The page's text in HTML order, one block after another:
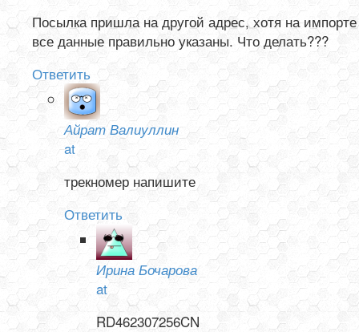
Посылка пришла на другой адрес, хотя на импорте
все данные правильно указаны. Что делать???
Ответить
Айрат Валиуллин
at
трекномер напишите
Ответить
Ирина Бочарова
at
RD462307256CN